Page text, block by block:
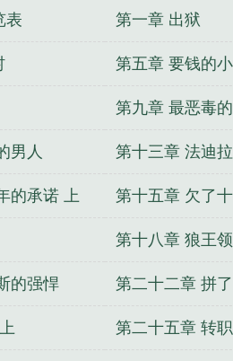
表 第一章 出狱
第五章 要钱的
第九章 最恶毒
男人 第十三章 法迪
的承诺 上 第十五章 欠了
第十八章 狼王
的强悍 第二十二章 拼了
第二十五章 转